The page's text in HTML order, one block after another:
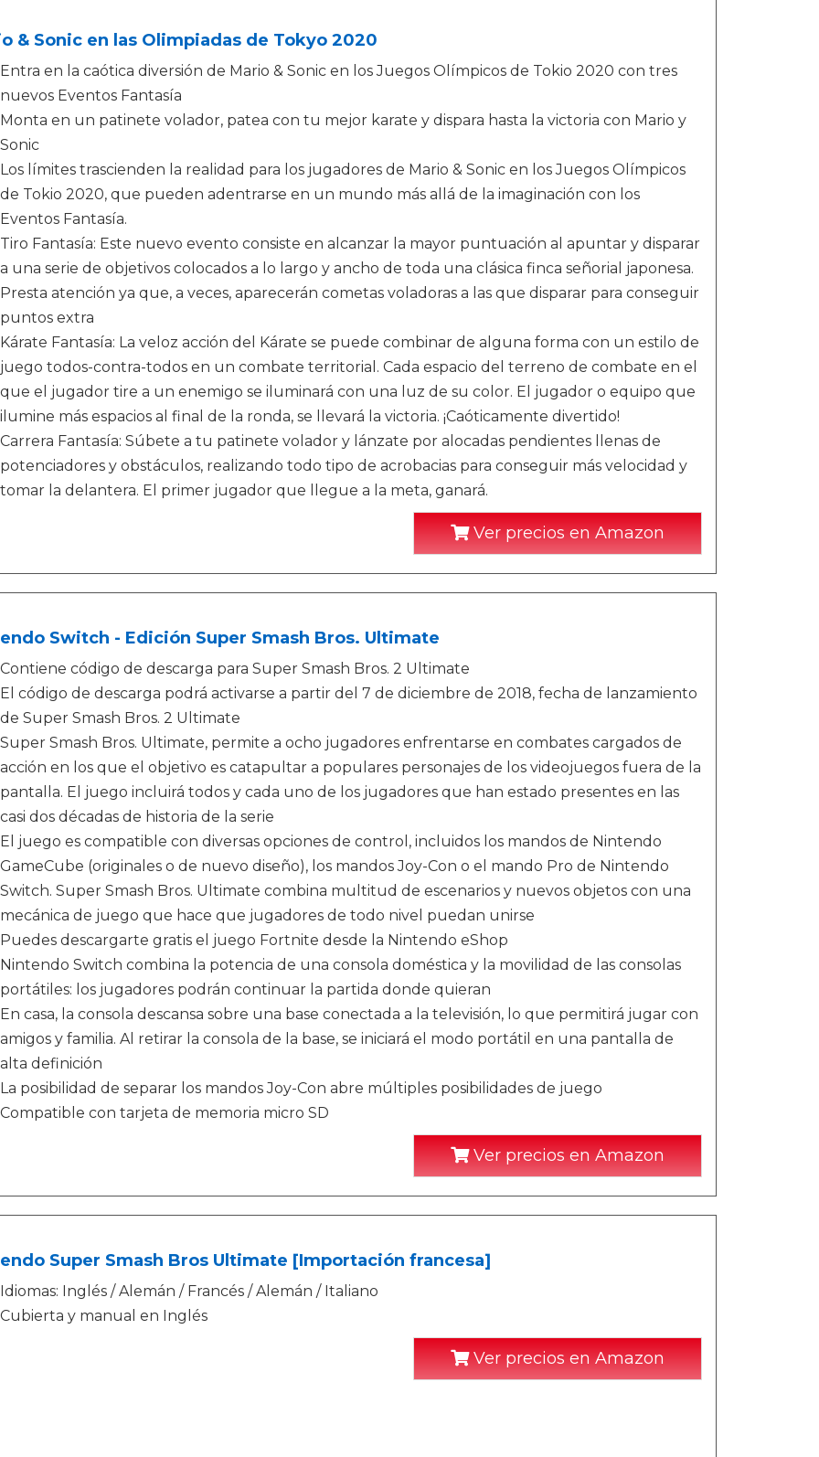
& Sonic en las Olimpiadas de Tokyo 2020
Entra en la caótica diversión de Mario & Sonic en los Juegos Olímpicos de Tokio 2020 con tres
nuevos Eventos Fantasía
Monta en un patinete volador, patea con tu mejor karate y dispara hasta la victoria con Mario y
Sonic
Los límites trascienden la realidad para los jugadores de Mario & Sonic en los Juegos Olímpicos
de Tokio 2020, que pueden adentrarse en un mundo más allá de la imaginación con los
Eventos Fantasía.
Tiro Fantasía: Este nuevo evento consiste en alcanzar la mayor puntuación al apuntar y disparar
a una serie de objetivos colocados a lo largo y ancho de toda una clásica finca señorial japonesa.
Presta atención ya que, a veces, aparecerán cometas voladoras a las que disparar para conseguir
puntos extra
Kárate Fantasía: La veloz acción del Kárate se puede combinar de alguna forma con un estilo de
juego todos-contra-todos en un combate territorial. Cada espacio del terreno de combate en el
que el jugador tire a un enemigo se iluminará con una luz de su color. El jugador o equipo que
ilumine más espacios al final de la ronda, se llevará la victoria. ¡Caóticamente divertido!
Carrera Fantasía: Súbete a tu patinete volador y lánzate por alocadas pendientes llenas de
potenciadores y obstáculos, realizando todo tipo de acrobacias para conseguir más velocidad y
tomar la delantera. El primer jugador que llegue a la meta, ganará.
Ver precios en Amazon
Switch - Edición Super Smash Bros. Ultimate
Contiene código de descarga para Super Smash Bros. 2 Ultimate
El código de descarga podrá activarse a partir del 7 de diciembre de 2018, fecha de lanzamiento
de Super Smash Bros. 2 Ultimate
Super Smash Bros. Ultimate, permite a ocho jugadores enfrentarse en combates cargados de
acción en los que el objetivo es catapultar a populares personajes de los videojuegos fuera de la
pantalla. El juego incluirá todos y cada uno de los jugadores que han estado presentes en las
casi dos décadas de historia de la serie
El juego es compatible con diversas opciones de control, incluidos los mandos de Nintendo
GameCube (originales o de nuevo diseño), los mandos Joy-Con o el mando Pro de Nintendo
Switch. Super Smash Bros. Ultimate combina multitud de escenarios y nuevos objetos con una
mecánica de juego que hace que jugadores de todo nivel puedan unirse
Puedes descargarte gratis el juego Fortnite desde la Nintendo eShop
Nintendo Switch combina la potencia de una consola doméstica y la movilidad de las consolas
portátiles: los jugadores podrán continuar la partida donde quieran
En casa, la consola descansa sobre una base conectada a la televisión, lo que permitirá jugar con
amigos y familia. Al retirar la consola de la base, se iniciará el modo portátil en una pantalla de
alta definición
La posibilidad de separar los mandos Joy-Con abre múltiples posibilidades de juego
Compatible con tarjeta de memoria micro SD
Ver precios en Amazon
Super Smash Bros Ultimate [Importación francesa]
Idiomas: Inglés / Alemán / Francés / Alemán / Italiano
Cubierta y manual en Inglés
Ver precios en Amazon